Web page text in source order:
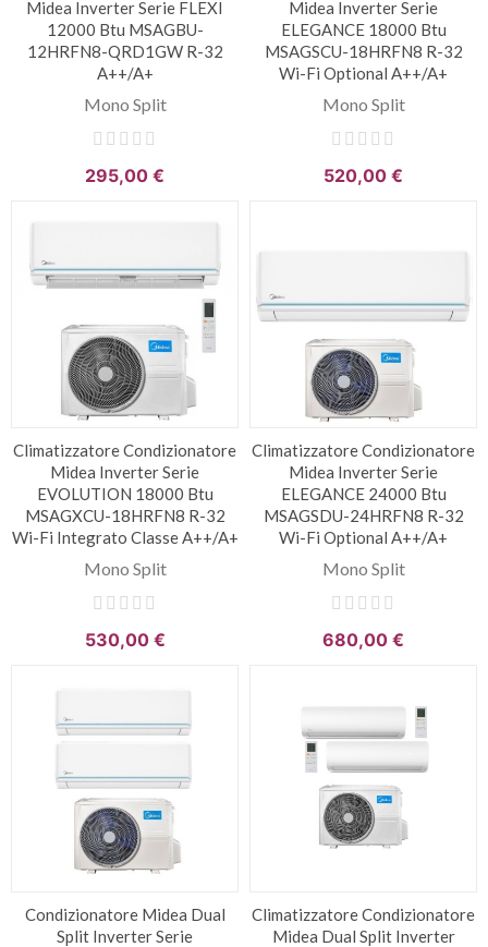
Midea Inverter Serie FLEXI
12000 Btu MSAGBU-
12HRFN8-QRD1GW R-32
A++/A+
Mono Split
295,00 €
Midea Inverter Serie
ELEGANCE 18000 Btu
MSAGSCU-18HRFN8 R-32
Wi-Fi Optional A++/A+
Mono Split
520,00 €
Climatizzatore Condizionatore
Midea Inverter Serie
EVOLUTION 18000 Btu
MSAGXCU-18HRFN8 R-32
Wi-Fi Integrato Classe A++/A+
Mono Split
530,00 €
Climatizzatore Condizionatore
Midea Inverter Serie
ELEGANCE 24000 Btu
MSAGSDU-24HRFN8 R-32
Wi-Fi Optional A++/A+
Mono Split
680,00 €
Condizionatore Midea Dual
Split Inverter Serie
Climatizzatore Condizionatore
Midea Dual Split Inverter